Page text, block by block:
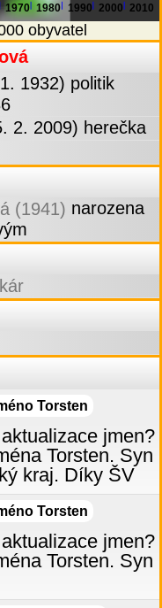
1970 1980 1990 2000 2010
obyvatel
1932) politik
2. 2009) herečka
(1941) narozena
Torsten
jmen?
Torsten. Syn
kraj. Díky ŠV
Torsten
jmen?
Torsten. Syn